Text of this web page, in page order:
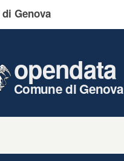
Genova
opendata
Comune di Genova